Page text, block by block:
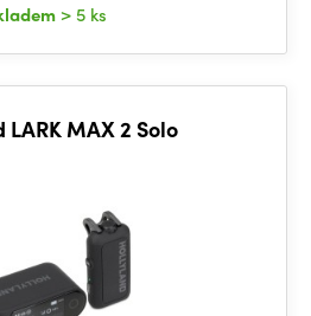
> 5 ks
MAX 2 Solo